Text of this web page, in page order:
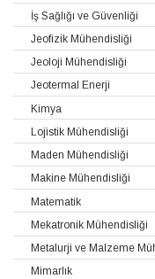
İş Sağlığı ve Güvenliği
Jeofizik Mühendisliği
Jeoloji Mühendisliği
Jeotermal Enerji
Kimya
Lojistik Mühendisliği
Maden Mühendisliği
Makine Mühendisliği
Matematik
Mekatronik Mühendisliği
Metalurji ve Malzeme
Mimarlık